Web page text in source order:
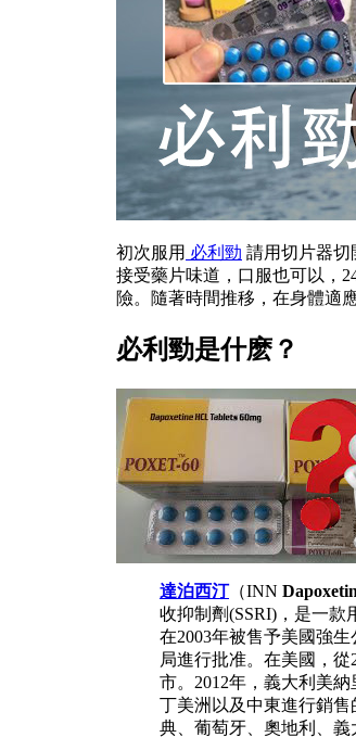
初次服用 必利勁 請用切片器切
接受藥片味道，口服也可以，
險。隨著時間推移，在身體適
必利勁是什麽？
達泊西汀（INN
收抑制劑(SSRI)，是一款
在2003年被售予美國強
局進行批准。在美國，
市。2012年，義大利美
丁美洲以及中東進行銷
典、葡萄牙、奧地利、